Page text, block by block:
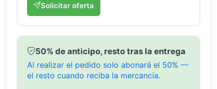
Solicitar oferta
50% de anticipo, resto tras la entrega
Al realizar el pedido solo abonará el 50% —
el resto cuando reciba la mercancía.